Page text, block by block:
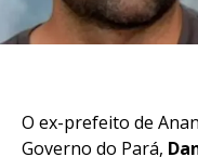
O ex-prefeito de
Governo do Pará,